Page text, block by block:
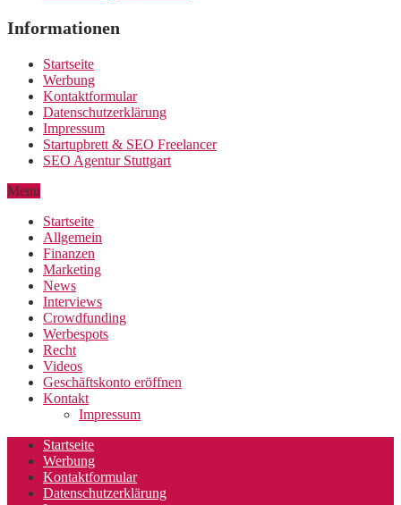
Informationen
Startseite
Werbung
Kontaktformular
Datenschutzerklärung
Impressum
Startupbrett & SEO Freelancer
SEO Agentur Stuttgart
Menu
Startseite
Allgemein
Finanzen
Marketing
News
Interviews
Crowdfunding
Werbespots
Recht
Videos
Geschäftskonto eröffnen
Kontakt
Impressum
Startseite
Werbung
Kontaktformular
Datenschutzerklärung